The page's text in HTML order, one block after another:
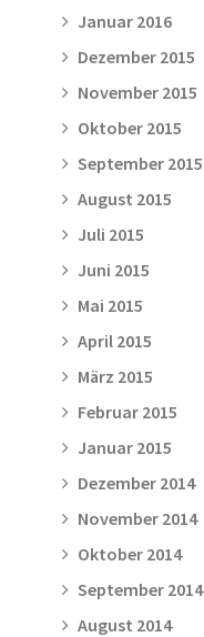
Januar 2016
Dezember 2015
November 2015
Oktober 2015
September 2015
August 2015
Juli 2015
Juni 2015
Mai 2015
April 2015
März 2015
Februar 2015
Januar 2015
Dezember 2014
November 2014
Oktober 2014
September 2014
August 2014